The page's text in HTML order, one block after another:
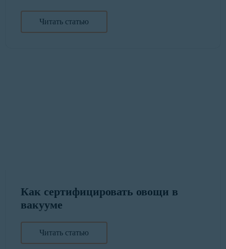
Читать статью
Как сертифицировать овощи в
вакууме
Читать статью